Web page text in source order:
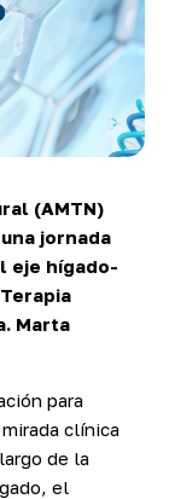
(AMTN)
jornada
eje hígado-
Marta
para
clínica
de la
el